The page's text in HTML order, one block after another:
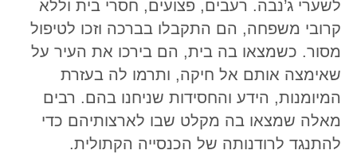
לשערי ג’נבה. רעבים, פצועים, חסרי בית וללא
קרובי משפחה, הם התקבלו בברכה וזכו לטיפול
מסור. כשמצאו בה בית, הם בירכו את העיר על
שאימצה אותם אל חיקה, ותרמו לה בעזרת
המיומנות, הידע והחסידות שניחנו בהם. רבים
מאלה שמצאו בה מקלט שבו לארצותיהם כדי
להתנגד לרודנותה של הכנסייה הקתולית.